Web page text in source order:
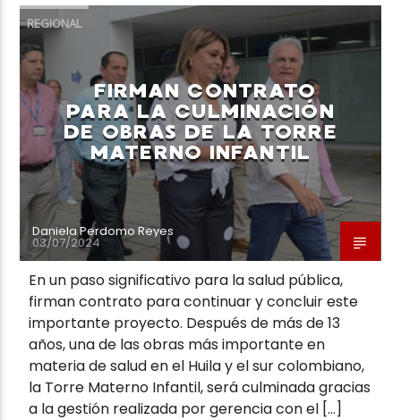
REGIONAL
FIRMAN CONTRATO
PARA LA CULMINACIÓN
DE OBRAS DE LA TORRE
MATERNO INFANTIL
Daniela Perdomo Reyes
03/07/2024
En un paso significativo para la salud pública,
firman contrato para continuar y concluir este
importante proyecto. Después de más de 13
años, una de las obras más importante en
materia de salud en el Huila y el sur colombiano,
la Torre Materno Infantil, será culminada gracias
a la gestión realizada por gerencia con el […]